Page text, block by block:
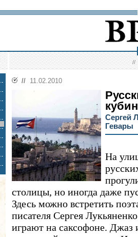
//
// 11.02.2010
Сергей
Гевары
На
столицы, но иногда даже
Здесь можно встретить
писателя Сергея
играют на саксофоне. Джаз